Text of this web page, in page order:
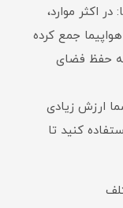
اکثر موارد،
جمع کرده
به حفظ فضای
ارزش زیادی
کنید تا